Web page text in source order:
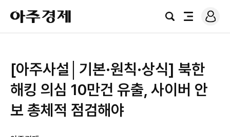
아
주
경
검
전
로
그
[아주사설│기본·원칙·상식] 북한
해킹 의심 10만건 유출, 사이버 안
보 총체적 점검해야